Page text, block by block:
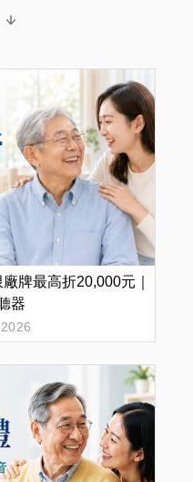
牌最高折20,000元｜
器